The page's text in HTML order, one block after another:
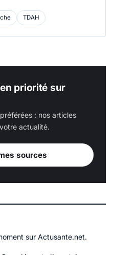
TDAH
priorité sur
: nos articles
actualité.
sources
sur Actusante.net.